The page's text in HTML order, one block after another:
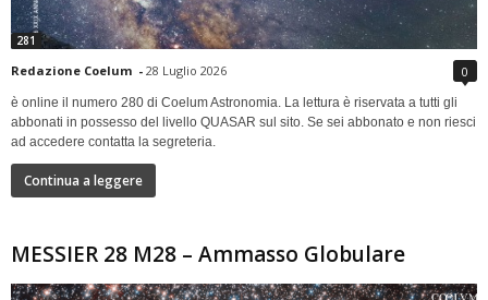
281
Redazione Coelum - 28 Luglio 2026 0
è online il numero 280 di Coelum Astronomia. La lettura è riservata a tutti gli
abbonati in possesso del livello QUASAR sul sito. Se sei abbonato e non riesci
ad accedere contatta la segreteria.
Continua a leggere
MESSIER 28 M28 – Ammasso Globulare